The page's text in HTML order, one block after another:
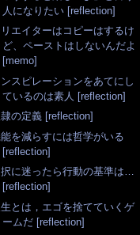
人になりたい [reflection]
エイターはコピーはするけ
ど、ペーストはしないんだよ
[memo]
スピレーションをあてにし
ているのは素人 [reflection]
の定義 [reflection]
を減らすには哲学がいる
[reflection]
に迷ったら行動の基準は…
[reflection]
とは，エゴを捨てていくゲ
ームだ [reflection]